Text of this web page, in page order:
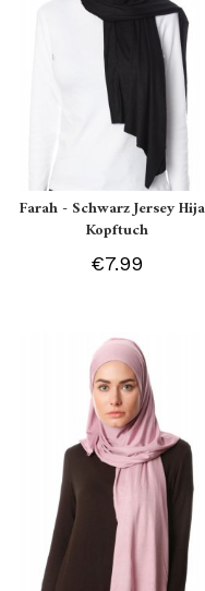
Farah - Schwarz Jersey
Kopftuch
€7.99